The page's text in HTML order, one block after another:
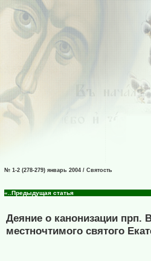
№ 1-2 (278-279) январь 2004 / Святость
«..Предыдущая статья
Деяние о канонизации прп.
местночтимого святого